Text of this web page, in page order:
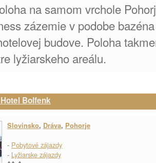
na samom vrchole
zázemie v podobe
budove. Poloha
lyžiarskeho areálu.
Bolfenk
Slovinsko, Dráva, Pohorje
- Pobytové zájazdy
- Lyžiarske zájazdy